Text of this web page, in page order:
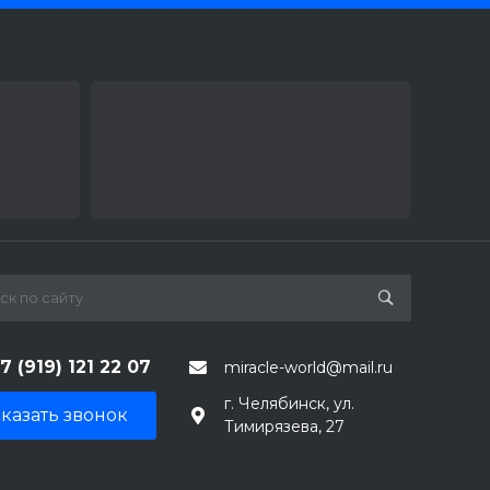
(919) 121 22 07 miracle-world@mail.ru
звонок
г. Челябинск, ул.
Тимирязева, 27